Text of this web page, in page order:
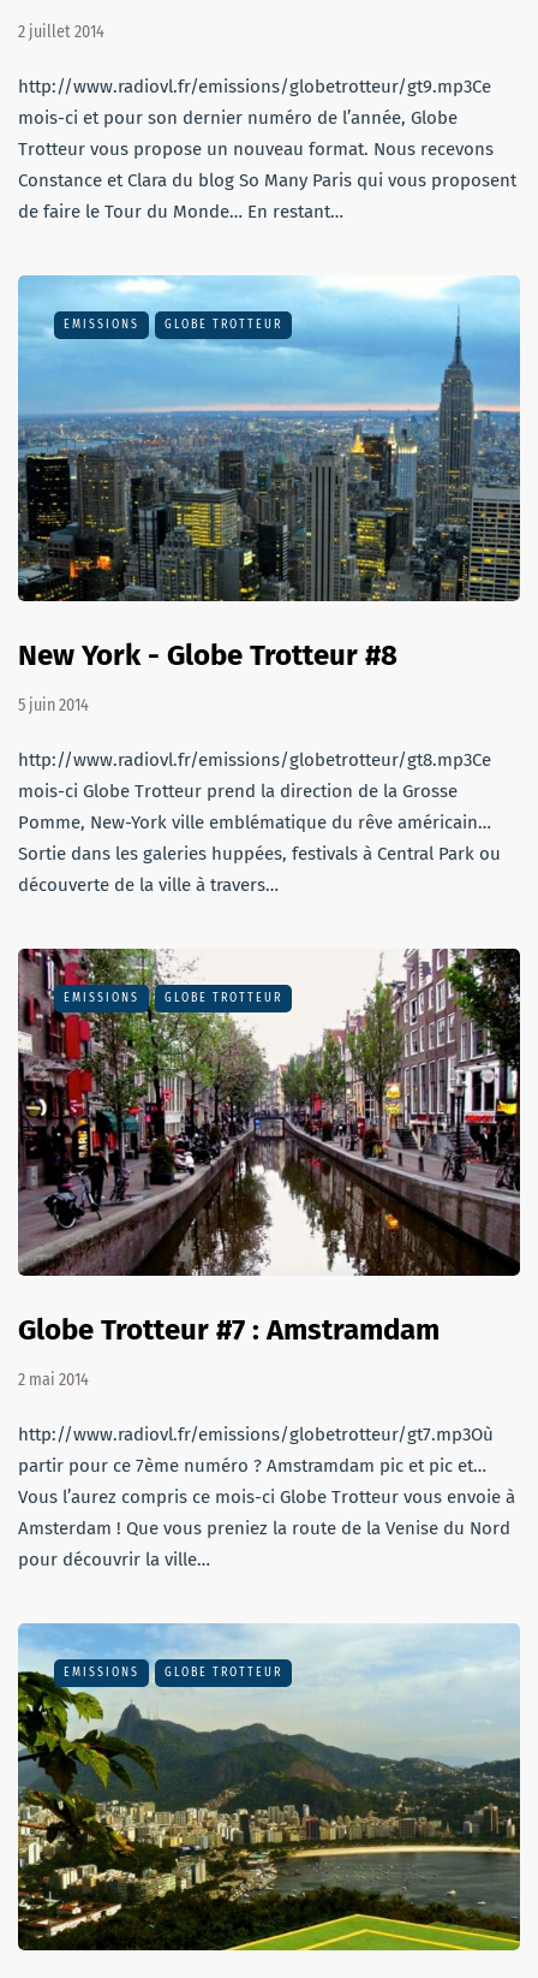
2 juillet 2014
http://www.radiovl.fr/emissions/globetrotteur/gt9.mp3Ce
mois-ci et pour son dernier numéro de l’année, Globe
Trotteur vous propose un nouveau format. Nous recevons
Constance et Clara du blog So Many Paris qui vous proposent
de faire le Tour du Monde… En restant…
EMISSIONS GLOBE TROTTEUR
New York - Globe Trotteur #8
5 juin 2014
http://www.radiovl.fr/emissions/globetrotteur/gt8.mp3Ce
mois-ci Globe Trotteur prend la direction de la Grosse
Pomme, New-York ville emblématique du rêve américain…
Sortie dans les galeries huppées, festivals à Central Park ou
découverte de la ville à travers…
EMISSIONS GLOBE TROTTEUR
Globe Trotteur #7 : Amstramdam
2 mai 2014
http://www.radiovl.fr/emissions/globetrotteur/gt7.mp3Où
partir pour ce 7ème numéro ? Amstramdam pic et pic et…
Vous l’aurez compris ce mois-ci Globe Trotteur vous envoie à
Amsterdam ! Que vous preniez la route de la Venise du Nord
pour découvrir la ville…
EMISSIONS GLOBE TROTTEUR